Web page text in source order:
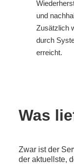
und
Zusätzlich
durch
erreicht.
Was
Zwar ist der
der aktuellste,